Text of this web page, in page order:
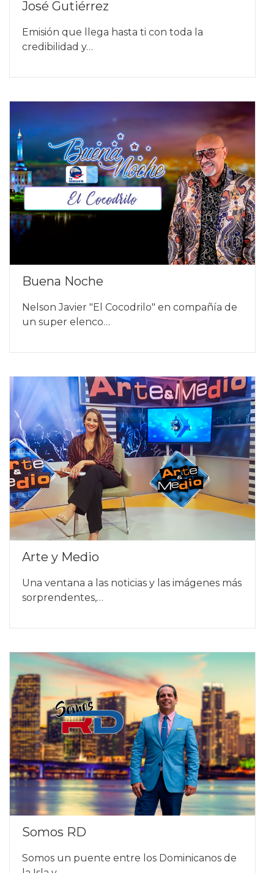
José Gutiérrez
Emisión que llega hasta ti con toda la
credibilidad y…
Buena Noche
Nelson Javier "El Cocodrilo" en compañía de
un super elenco…
Arte y Medio
Una ventana a las noticias y las imágenes más
sorprendentes,…
Somos RD
Somos un puente entre los Dominicanos de